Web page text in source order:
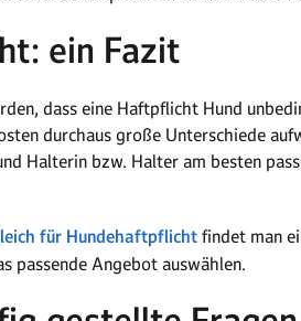
ein Fazit
dass eine Haftpflicht Hund
durchaus große Unterschiede
Halterin bzw. Halter am besten
für Hundehaftpflichtfindet man
passende Angebot auswählen.